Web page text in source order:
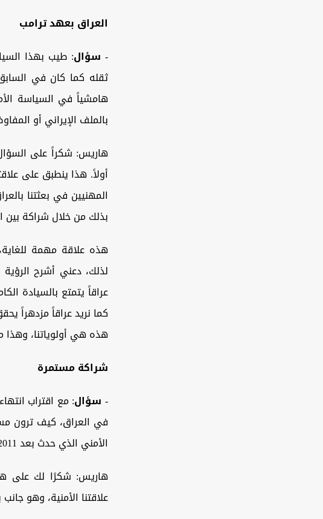
العراق بعهد ترامب
- سؤال: طيب بهذا
ثقله كما كان في
هامشياً في السياسة
بالملف الإيراني أو
هاريس: شكراً على السؤال.
أولاً. هذا ينطبق على
المهنيين في بعثتنا
بذلك من خلال شراكة بين
هذه علاقة مهمة
لذلك، دعني أشرح
عراقاً يتمتع بالسيادة
كما نريد عراقاً مزدهراً
هذه هي أولوياتنا، وهذا
شراكة مستمرة
- سؤال: مع اقتراب
في العراق، كيف ترون
الأمني الذي حدث بعد 2011؟ وهل طلبت بغداد بقاء القوات الأميركية؟
هاريس: شكرًا لك على
علاقتنا الأمنية، وهو